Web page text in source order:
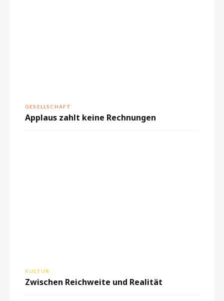
GESELLSCHAFT
Applaus zahlt keine Rechnungen
KULTUR
Zwischen Reichweite und Realität